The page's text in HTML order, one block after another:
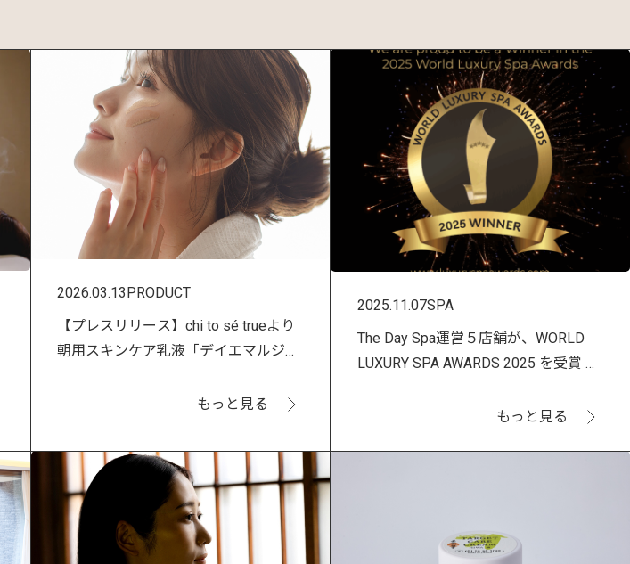
2026.03.13PRODUCT
【プレスリリース】chi to sé trueより
朝用スキンケア乳液「デイエマルジョ
もっと見る
2025.11.07SPA
The Day Spa運営５店舗が、WORLD
LUXURY SPA AWARDS 2025 を受賞 ―
感じるウェルネス体験もっと見る